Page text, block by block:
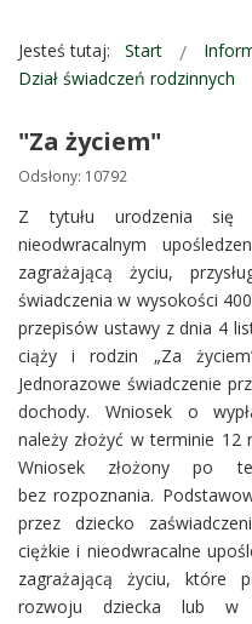
Jesteś tutaj: Start
Dział świadczeń rodzinnych
"Za życiem"
Odsłony: 10792
Z tytułu urodzenia
nieodwracalnym
zagrażającą życiu,
świadczenia w wysokości
przepisów ustawy z dnia 4
ciąży i rodzin „Za
Jednorazowe świadczenie
dochody. Wniosek o
należy złożyć w terminie 12
Wniosek złożony po
bez rozpoznania.
przez dziecko
ciężkie i nieodwracalne
zagrażającą życiu, które
rozwoju dziecka lub w